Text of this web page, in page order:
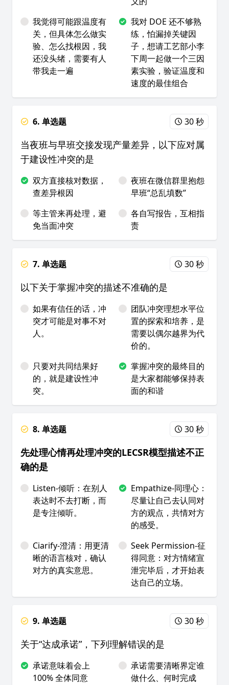
我觉得可能跟温度有
关，但具体怎么做实
验、怎么找根因，我
还没头绪，需要有人
带我走一遍
我对 DOE 还不够熟
练，怕漏掉关键因
子，想请工艺部小李
下周一起做一个三因
素实验，验证温度和
速度的最佳组合
6. 单选题 30 秒
当夜班与早班交接发现产量差异，以下应对属
于建设性冲突的是
双方直接核对数据，
查差异根因
夜班在微信群里抱怨
早班“总乱填数”
等主管来再处理，避
免当面冲突
各自写报告，互相指
责
7. 单选题 30 秒
以下关于掌握冲突的描述不准确的是
如果有信任的话，冲
突才可能是对事不对
人。
团队冲突理想水平位
置的探索和培养，是
需要以偶尔越界为代
价的。
只要对共同结果好
的，就是建设性冲
突。
掌握冲突的最终目的
是大家都能够保持表
面的和谐
8. 单选题 30 秒
先处理心情再处理冲突的LECSR模型描述不正
确的是
Listen-倾听：在别人
表达时不去打断，而
是专注倾听。
Empathize-同理心：
尽量让自己去认同对
方的观点，共情对方
的感受。
Ciarify-澄清：用更清
晰的语言核对，确认
对方的真实意思。
Seek Permission-征
得同意：对方情绪宣
泄完毕后，才开始表
达自己的立场。
9. 单选题 30 秒
关于“达成承诺”，下列理解错误的是
承诺意味着会上
100% 全体同意
承诺需要清晰界定谁
做什么、何时完成